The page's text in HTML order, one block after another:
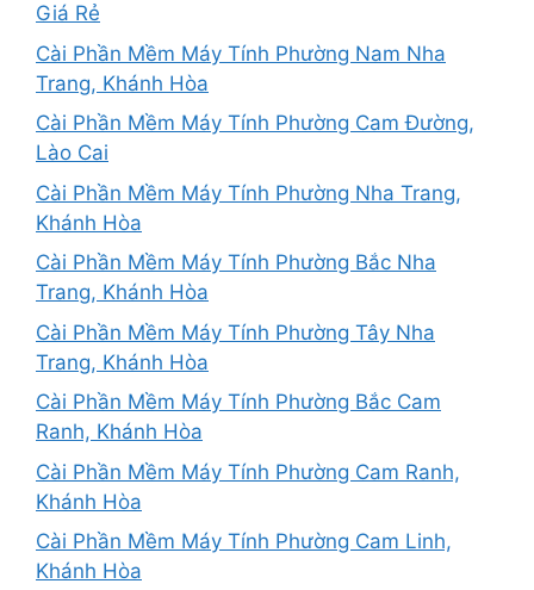
Giá Rẻ
Cài Phần Mềm Máy Tính Phường Nam Nha
Trang, Khánh Hòa
Cài Phần Mềm Máy Tính Phường Cam Đường,
Lào Cai
Cài Phần Mềm Máy Tính Phường Nha Trang,
Khánh Hòa
Cài Phần Mềm Máy Tính Phường Bắc Nha
Trang, Khánh Hòa
Cài Phần Mềm Máy Tính Phường Tây Nha
Trang, Khánh Hòa
Cài Phần Mềm Máy Tính Phường Bắc Cam
Ranh, Khánh Hòa
Cài Phần Mềm Máy Tính Phường Cam Ranh,
Khánh Hòa
Cài Phần Mềm Máy Tính Phường Cam Linh,
Khánh Hòa